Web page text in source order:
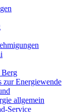
Berg
zur Energiewende
allgemein
Service